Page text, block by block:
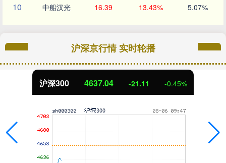
10 中船汉光 16.39 13.43% 5.07%
沪深京行情 实时轮播
北证50 1120.28 0.81 0.07%